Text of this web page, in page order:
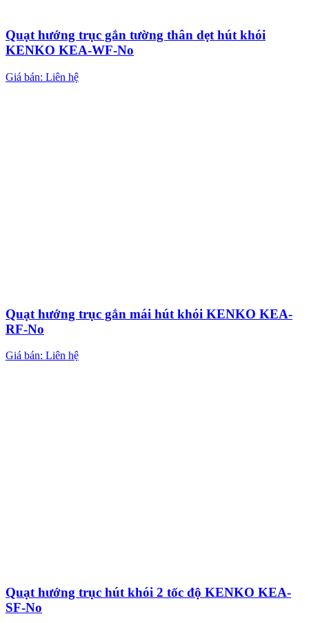
Quạt hướng trục gắn tường thân dẹt hút khói
KENKO KEA-WF-No
Giá bán: Liên hệ
Quạt hướng trục gắn mái hút khói KENKO KEA-
RF-No
Giá bán: Liên hệ
Quạt hướng trục hút khói 2 tốc độ KENKO KEA-
SF-No